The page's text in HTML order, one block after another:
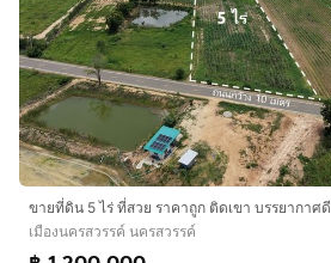
ขายที่ดิน 5 ไร่ ที่สวย ราคาถูก ติดเขา บรรยากาศดี
เมืองนครสวรรค์ นครสวรรค์